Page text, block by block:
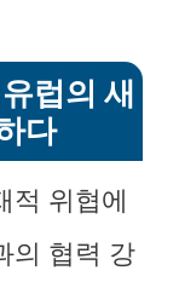
럽의 새
다
적 위협에
의 협력 강